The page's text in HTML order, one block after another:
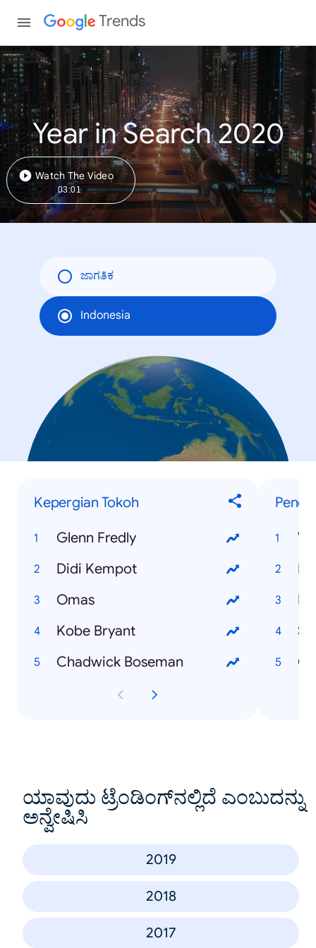
Trends
Year in Search 2020
Watch The Video
03:01
ಜಾಗತಿಕ
Indonesia
Kepergian Tokoh
Glenn Fredly
Didi Kempot
Omas
Kobe Bryant
Chadwick Boseman
ಯಾವುದು ಟ್ರೆಂಡಿಂಗ್‌ನಲ್ಲಿದೆ ಎಂಬುದನ್ನು
ಅನ್ವೇಷಿಸಿ
2019
2018
2017